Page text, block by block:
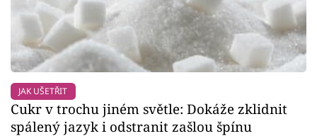
JAK UŠETŘIT
Cukr v trochu jiném světle: Dokáže zklidnit
spálený jazyk i odstranit zašlou špínu